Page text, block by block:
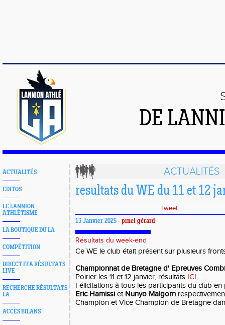
DE
ACTUALITÉS
EDITOS
LE LANNION
ATHLÉTISME
LA BOUTIQUE DU LA
COMPÉTITION
DIRECT FFA RÉSULTATS
LIVE
RECHERCHE RÉSULTATS
LA
ACCÈS BILANS
ACTUALITÉS
resultats du WE du 11 et 12
Tweet
13 Janvier 2025 - pinel gérard
Résultats du week-end
Ce WE le club était présent sur plusieurs
Championnat de Bretagne d' Epreuves
Poirier les 11 et 12 janvier, résultats ICI
Félicitations à tous les participants du club
Eric Hamissi et Nunyo Malgorn
Champion et Vice Champion de Bretagne